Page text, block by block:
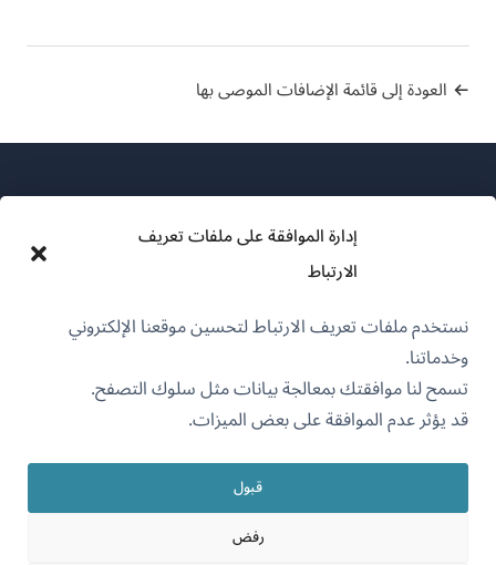
إدارة الموافقة على ملفات تعريف
الارتباط
نستخدم ملفات تعريف الارتباط لتحسين موقعنا الإلكتروني
وخدماتنا.
تسمح لنا موافقتك بمعالجة بيانات مثل سلوك التصفح.
قد يؤثر عدم الموافقة على بعض الميزات.
قبول
رفض
العودة إلى قائمة الإضافات الموصى بها
العربية
سياسة GDPR والخصوصية
انضم إلى فريقنا (يفتح
جديدة)
(يفتح
نافذة
جديدة)
(يفتح
نافذة
جديدة)
(يفتح
جديدة)